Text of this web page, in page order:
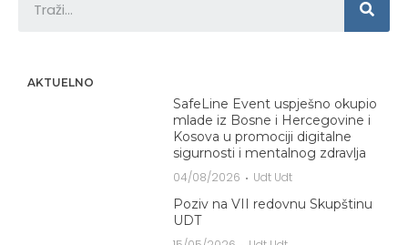
AKTUELNO
SafeLine Event uspješno okupio
mlade iz Bosne i Hercegovine i
Kosova u promociji digitalne
sigurnosti i mentalnog zdravlja
04/08/2026 Udt Udt
Poziv na VII redovnu Skupštinu
UDT